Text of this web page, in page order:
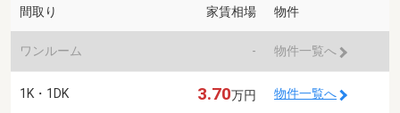
間取り 家賃相場 物件
ワンルーム - 物件一覧へ
1K・1DK 3.70万円 物件一覧へ